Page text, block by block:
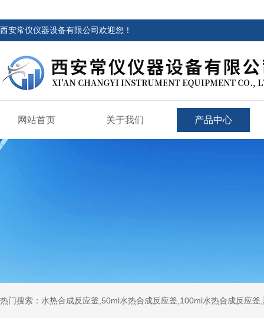
西安常仪仪器设备有限公司欢迎您！
网站首页 关于我们 产品中心
热门搜索：水热合成反应釜,50ml水热合成反应釜,100ml水热合成反应